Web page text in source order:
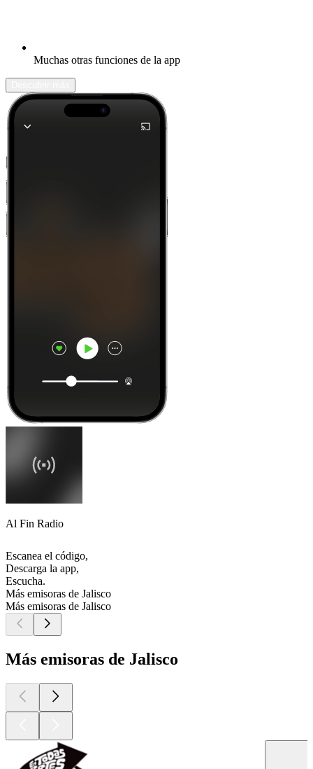
Muchas otras funciones de la app
Al Fin Radio
Escanea el código,
Descarga la app,
Escucha.
Más emisoras de Jalisco
Más emisoras de Jalisco
Más emisoras de Jalisco